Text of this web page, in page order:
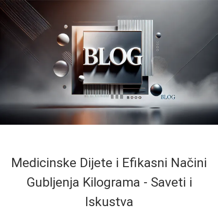
Medicinske Dijete i Efikasni Načini
Gubljenja Kilograma - Saveti i
Iskustva